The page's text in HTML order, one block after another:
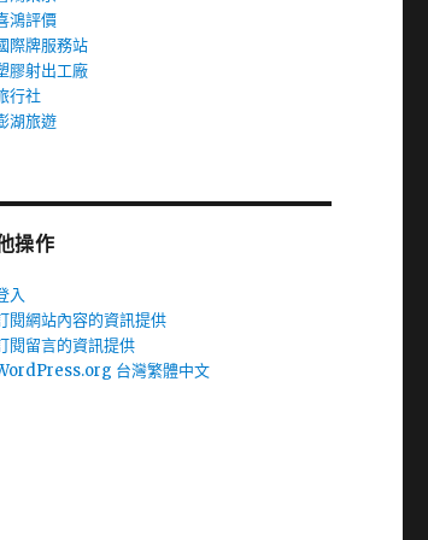
鴻評價
際牌服務站
膠射出工廠
行社
湖旅遊
操作
入
閱網站內容的資訊提供
閱留言的資訊提供
台灣繁體中文